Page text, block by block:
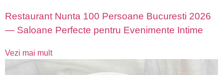
Restaurant Nunta 100 Persoane Bucuresti 2026
— Saloane Perfecte pentru Evenimente Intime
Vezi mai mult